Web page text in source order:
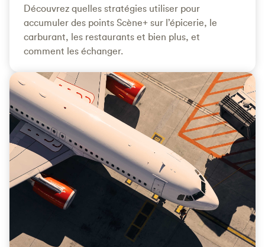
Découvrez quelles stratégies utiliser pour
accumuler des points Scène+ sur l’épicerie, le
carburant, les restaurants et bien plus, et
comment les échanger.